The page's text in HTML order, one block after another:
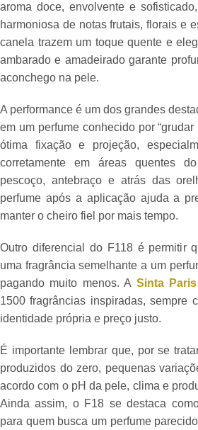
aroma doce, envolvente e
harmoniosa de notas frutais, florais e
canela trazem um toque quente e
ambarado e amadeirado garante
aconchego na pele.
A performance é um dos grandes
em um perfume conhecido por
ótima fixação e projeção,
corretamente em áreas quentes
pescoço, antebraço e atrás das
perfume após a aplicação ajuda a
manter o cheiro fiel por mais tempo.
Outro diferencial do F118 é permitir
uma fragrância semelhante a um
pagando muito menos. A Sinta Paris
1500 fragrâncias inspiradas, sempre
identidade própria e preço justo.
É importante lembrar que, por se
produzidos do zero, pequenas
acordo com o pH da pele, clima e
Ainda assim, o F18 se destaca
para quem busca um perfume